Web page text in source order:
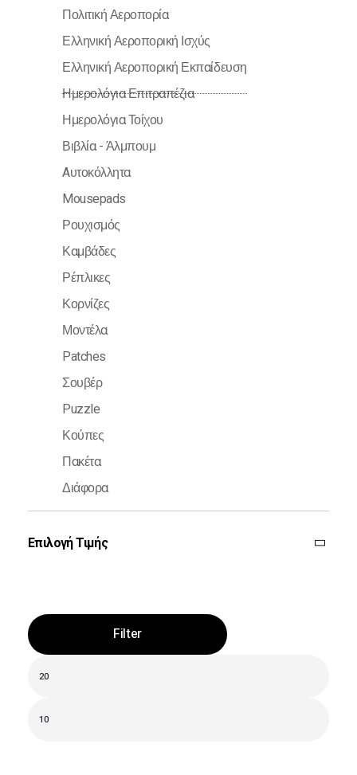
Πολιτική Αεροπορία
Ελληνική Αεροπορική Ισχύς
Ελληνική Αεροπορική Εκπαίδευση
Ημερολόγια Επιτραπέζια
Ημερολόγια Τοίχου
Βιβλία - Άλμπουμ
Aυτοκόλλητα
Mousepads
Ρουχισμός
Καμβάδες
Ρέπλικες
Κορνίζες
Μοντέλα
Patches
Σουβέρ
Puzzle
Κούπες
Πακέτα
Διάφορα
Επιλογή Τιμής
Filter